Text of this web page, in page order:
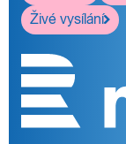
Živé vysílání